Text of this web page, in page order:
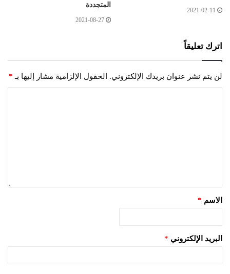
2021-02-11
المتجددة
2021-08-27
اترك تعليقاً
لن يتم نشر عنوان بريدك الإلكتروني. الحقول الإلزامية مشار إليها بـ *
الاسم *
البريد الإلكتروني *